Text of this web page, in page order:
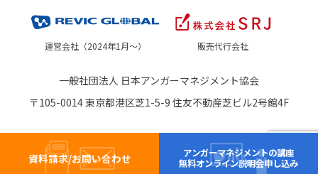
運営会社（2024年1月～） 販売代行会社
一般社団法人 日本アンガーマネジメント協会
〒105-0014 東京都港区芝1-5-9 住友不動産芝ビル2号館4F
資料請求/お問い合わせ
アンガーマネジメントの講座
無料オンライン説明会申し込み